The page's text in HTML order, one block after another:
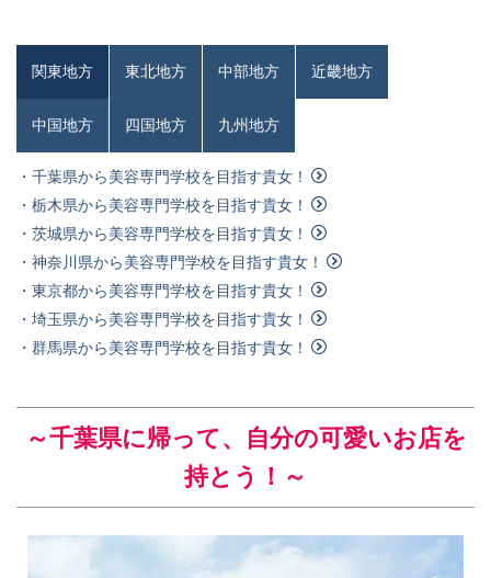
関東地方 東北地方 中部地方 近畿地方
中国地方 四国地方 九州地方
・千葉県から美容専門学校を目指す貴女！
・栃木県から美容専門学校を目指す貴女！
・茨城県から美容専門学校を目指す貴女！
・神奈川県から美容専門学校を目指す貴女！
・東京都から美容専門学校を目指す貴女！
・埼玉県から美容専門学校を目指す貴女！
・群馬県から美容専門学校を目指す貴女！
～千葉県に帰って、自分の可愛いお店を
持とう！～